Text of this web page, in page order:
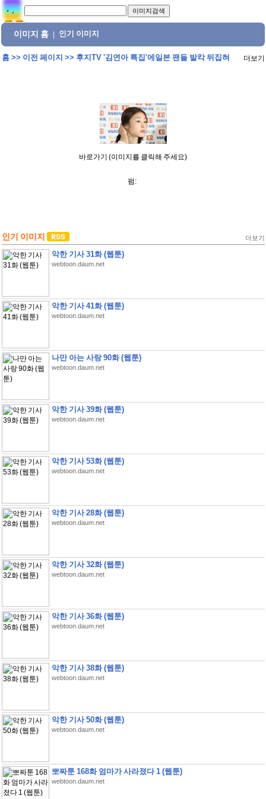
이미지 홈 인기 이미지
홈>> 이전 페이지 >> 후지TV '김연아 특집'에일본 팬들 발칵 뒤집혀 더보기
바로가기 (이미지를 클릭해 주세요)
펌:
인기 이미지 더보기
악한 기사 31화 (웹툰)
webtoon.daum.net
악한 기사 41화 (웹툰)
webtoon.daum.net
나만 아는 사랑 90화 (웹툰)
webtoon.daum.net
악한 기사 39화 (웹툰)
webtoon.daum.net
악한 기사 53화 (웹툰)
webtoon.daum.net
악한 기사 28화 (웹툰)
webtoon.daum.net
악한 기사 32화 (웹툰)
webtoon.daum.net
악한 기사 36화 (웹툰)
webtoon.daum.net
악한 기사 38화 (웹툰)
webtoon.daum.net
악한 기사 50화 (웹툰)
webtoon.daum.net
뽀짜툰 168화 엄마가 사라졌다 1 (웹툰)
webtoon.daum.net